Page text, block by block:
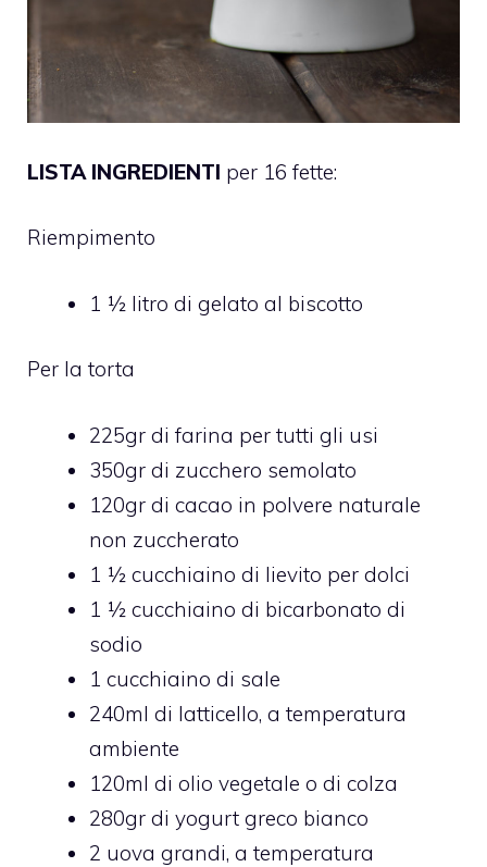
LISTA INGREDIENTI per 16 fette:
Riempimento
1 ½ litro di gelato al biscotto
Per la torta
225gr di farina per tutti gli usi
350gr di zucchero semolato
120gr di cacao in polvere naturale
non zuccherato
1 ½ cucchiaino di lievito per dolci
1 ½ cucchiaino di bicarbonato di
sodio
1 cucchiaino di sale
240ml di latticello, a temperatura
ambiente
120ml di olio vegetale o di colza
280gr di yogurt greco bianco
2 uova grandi, a temperatura